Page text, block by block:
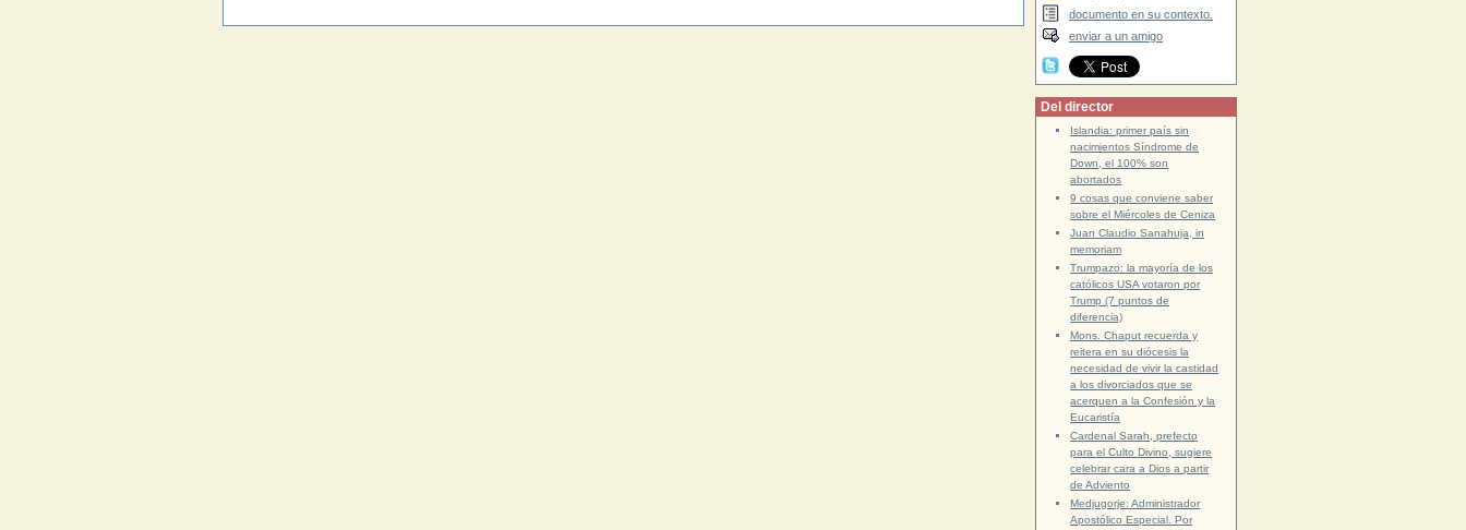
documento en su contexto.
enviar a un amigo
Del director
Islandia: primer país sin
nacimientos Síndrome de
Down, el 100% son
abortados
9 cosas que conviene saber
sobre el Miércoles de Ceniza
Juan Claudio Sanahuja, in
memoriam
Trumpazo: la mayoría de los
católicos USA votaron por
Trump (7 puntos de
diferencia)
Mons. Chaput recuerda y
reitera en su diócesis la
necesidad de vivir la castidad
a los divorciados que se
acerquen a la Confesión y la
Eucaristía
Cardenal Sarah, prefecto
para el Culto Divino, sugiere
celebrar cara a Dios a partir
de Adviento
Medjugorje: Administrador
Apostólico Especial. Por